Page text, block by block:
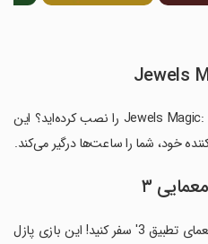
Jewels
آیا تا کنون بازی Jewels Magic: Mystery Match 3 را نصب کرده‌اید؟ این
خود، شما را ساعت‌ها درگیر می‌کند.
۳
به دنیای جذاب 'جواهرات جادویی: معمای تطبیق 3' سفر کنید! این بازی پازل